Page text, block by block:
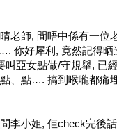
老師, 間唔中係有一位
你好犀利, 竟然記得晒
亞女點做/守規舉, 已
、點…. 搞到喉嚨都痛
李小姐, 佢check完後